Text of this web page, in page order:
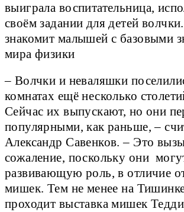
выиграла воспитательница,
своём задании для детей
знакомит малышей с базовыми
мира физики
– Волчки и неваляшки
комнатах ещё несколько
Сейчас их выпускают, но они
популярными, как раньше, –
Александр Савенков. – Это
сожаление, поскольку они
развивающую роль, в отличие
мишек. Тем не менее на
проходит выставка мишек